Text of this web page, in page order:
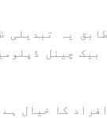
یہ تبدیلی
بیک چینل
کا خیال ہے